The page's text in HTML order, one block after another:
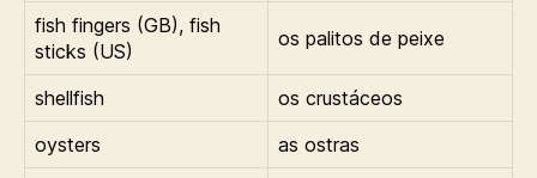
fish fingers (GB), fish
sticks (US)
os palitos de peixe
shellfish
os crustáceos
oysters
as ostras